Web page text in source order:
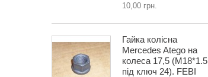
10,00 грн.
Гайка колісна
Mercedes Atego на
колеса 17,5 (M18*1.5
під ключ 24). FEBI